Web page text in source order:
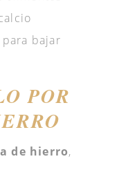
bajar
POR
de hierro,